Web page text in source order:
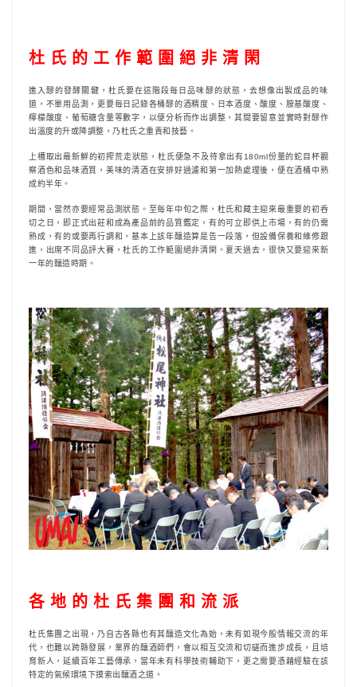
杜 氏 的 工 作 範 圍 絕 非 清 閑
進入醪的發酵關鍵，杜氏要在這階段毎日品味醪的狀態，去想像出製成品的味
道，不單用品測，更要毎日記錄各桶醪的酒精度、日本酒度、酸度、胺基酸度、
檸檬酸度、葡萄糖含量等數字，以便分析而作出調整，其間要留意並實時對醪作
出溫度的升或降調整，乃杜氏之重責和技藝。
上槽取出最新鮮的初搾荒走狀態，杜氏便急不及待拿出有180ml份量的蛇目杯觀
察酒色和品味酒質，美味的清酒在安排好過濾和第一加熱處理後，便在酒桶中熟
成約半年。
期間，當然亦要經常品測狀態。至毎年中旬之際，杜氏和藏主迎來最重要的初呑
切之日，即正式出莊和成為產品前的品質鑑定，有的可立即供上市場，有的仍需
熟成，有的或要再行調和，基本上該年釀造算是告一段落，但設備保養和維修跟
進，出席不同品評大賽，杜氏的工作範圍絕非清閑。夏天過去，很快又要迎來新
一年的釀造時期。
各 地 的 杜 氏 集 團 和 流 派
杜氏集團之出現，乃自古各縣也有其釀造文化為始，未有如現今般情報交流的年
代，也難以跨縣發展，業界的釀酒師們，會以相互交流和切磋而進步成長，且培
育新人，延續百年工藝傳承，當年未有科學技術輔助下，更之需要憑藉經驗在該
特定的氣候環境下摸索出釀酒之道。